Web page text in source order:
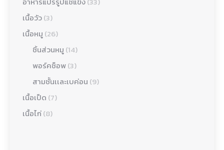
เนื้อวัว(3)
เนื้อหมู (26)
ชิ้นส่วนหมู (14)
พอร์คช็อพ(3)
สามชั้นเเละเบค่อน (9)
เนื้อเป็ด (7)
เนื้อไก่(8)